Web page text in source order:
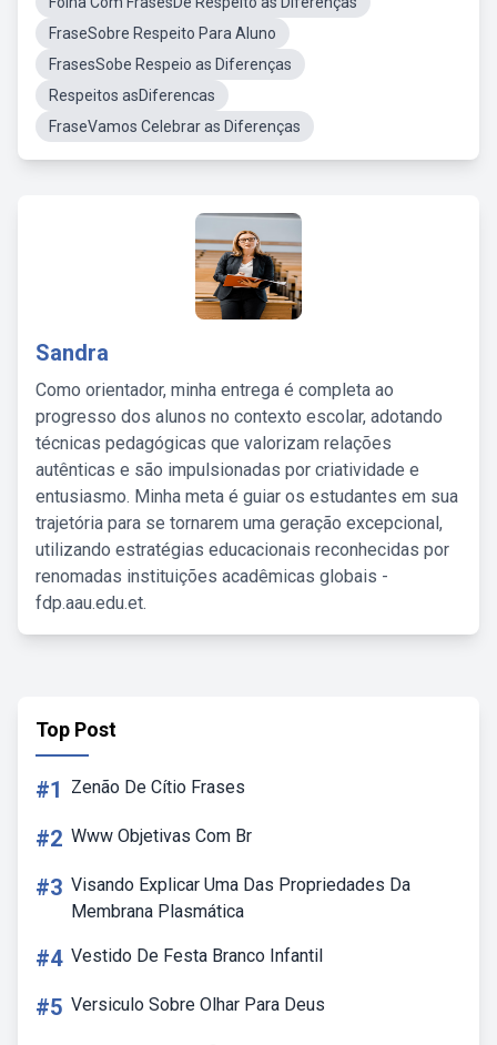
FraseSobre Respeito Para Aluno
FrasesSobe Respeio as Diferenças
Respeitos asDiferencas
FraseVamos Celebrar as Diferenças
Sandra
Como orientador, minha entrega é completa ao
progresso dos alunos no contexto escolar, adotando
técnicas pedagógicas que valorizam relações
autênticas e são impulsionadas por criatividade e
entusiasmo. Minha meta é guiar os estudantes em sua
trajetória para se tornarem uma geração excepcional,
utilizando estratégias educacionais reconhecidas por
renomadas instituições acadêmicas globais -
fdp.aau.edu.et.
Top Post
#1 Zenão De Cítio Frases
#2 Www Objetivas Com Br
#3 Visando Explicar Uma Das Propriedades Da
Membrana Plasmática
#4 Vestido De Festa Branco Infantil
#5 Versiculo Sobre Olhar Para Deus